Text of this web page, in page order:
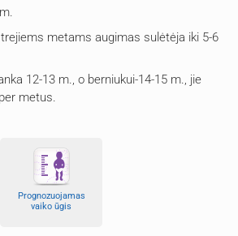
metams augimas sulėtėja iki 5-6
12-13 m., o berniukui-14-15 m., jie
metus.
Prognozuojamas
vaiko ūgis